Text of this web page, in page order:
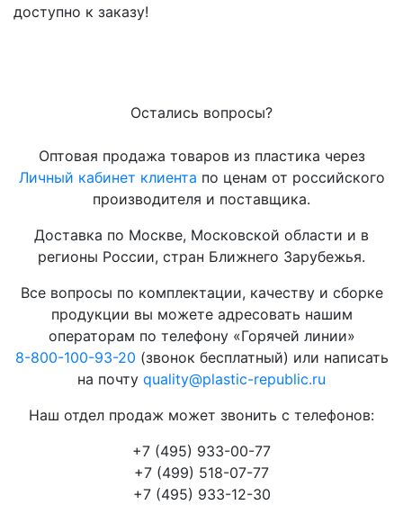
доступно к заказу!
Остались вопросы?
Оптовая продажа товаров из пластика через
Личный кабинет клиента по ценам от российского
производителя и поставщика.
Доставка по Москве, Московской области и в
регионы России, стран Ближнего Зарубежья.
Все вопросы по комплектации, качеству и сборке
продукции вы можете адресовать нашим
операторам по телефону «Горячей линии»
8-800-100-93-20 (звонок бесплатный) или написать
на почту quality@plastic-republic.ru
Наш отдел продаж может звонить с телефонов:
+7 (495) 933-00-77
+7 (499) 518-07-77
+7 (495) 933-12-30